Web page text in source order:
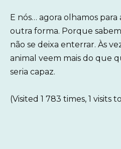
E nós… agora olhamos para
outra forma. Porque
não se deixa enterrar. Às
animal veem mais do que
seria capaz.
(Visited 1 783 times, 1 visits